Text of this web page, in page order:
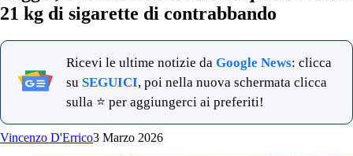
21 kg di sigarette di contrabbando
Ricevi le ultime notizie da Google News: clicca
su SEGUICI, poi nella nuova schermata clicca
sulla ⭐ per aggiungerci ai preferiti!
Vincenzo D'Errico3 Marzo 2026